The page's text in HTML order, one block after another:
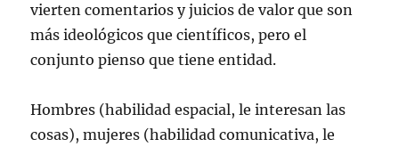
vierten comentarios y juicios de valor que son
más ideológicos que científicos, pero el
conjunto pienso que tiene entidad.
Hombres (habilidad espacial, le interesan las
cosas), mujeres (habilidad comunicativa, le